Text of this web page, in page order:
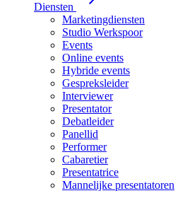
Diensten
Marketingdiensten
Studio Werkspoor
Events
Online events
Hybride events
Gespreksleider
Interviewer
Presentator
Debatleider
Panellid
Performer
Cabaretier
Presentatrice
Mannelijke presentatoren